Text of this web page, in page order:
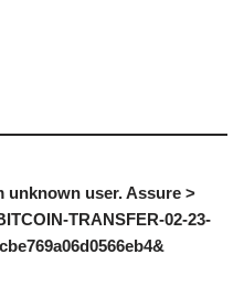
unknown user. Assure >
TRANSFER-02-23-